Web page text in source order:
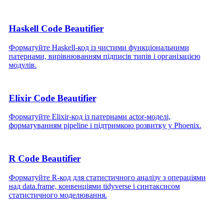
Haskell Code Beautifier
Форматуйте Haskell‑код із чистими функціональними
патернами, вирівнюванням підписів типів і організацією
модулів.
Elixir Code Beautifier
Форматуйте Elixir‑код із патернами actor‑моделі,
форматуванням pipeline і підтримкою розвитку у Phoenix.
R Code Beautifier
Форматуйте R‑код для статистичного аналізу з операціями
над data.frame, конвенціями tidyverse і синтаксисом
статистичного моделювання.